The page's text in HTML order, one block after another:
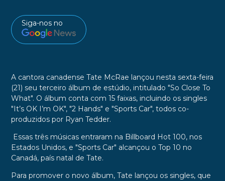
Siga-nos no
A cantora canadense Tate McRae lançou nesta sexta-feira
(21) seu terceiro álbum de estúdio, intitulado "So Close To
What". O álbum conta com 15 faixas, incluindo os singles
"It’s OK I’m OK", "2 Hands" e "Sports Car", todos co-
produzidos por Ryan Tedder.
Essas três músicas entraram na Billboard Hot 100, nos
Estados Unidos, e "Sports Car" alcançou o Top 10 no
Canadá, país natal de Tate.
Para promover o novo álbum, Tate lançou os singles, que